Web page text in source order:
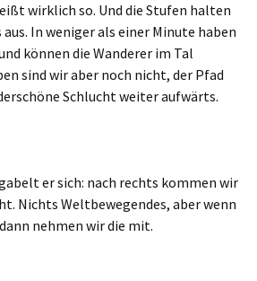
wirklich so. Und die Stufen halten
In weniger als einer Minute haben
können die Wanderer im Tal
sind wir aber noch nicht, der Pfad
Schlucht weiter aufwärts.
er sich: nach rechts kommen wir
Nichts Weltbewegendes, aber wenn
nehmen wir die mit.